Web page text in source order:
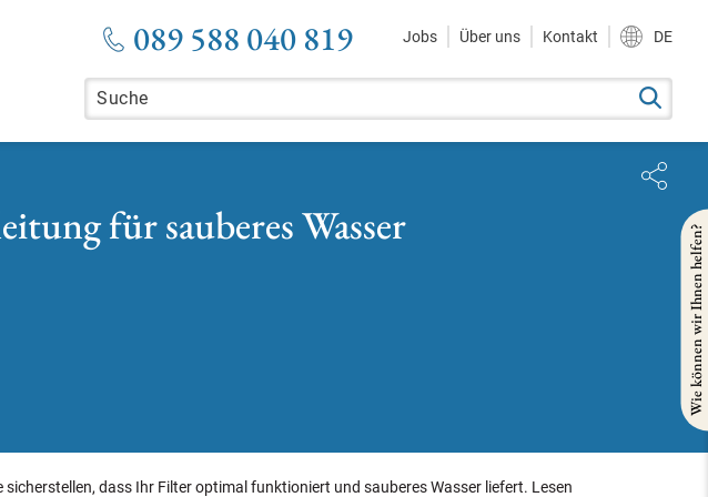
089 588 040 819 Jobs Über uns Kontakt DE
für sauberes Wasser
dass Ihr Filter optimal funktioniert und sauberes Wasser liefert. Lesen
Wie können wir Ihnen helfen?